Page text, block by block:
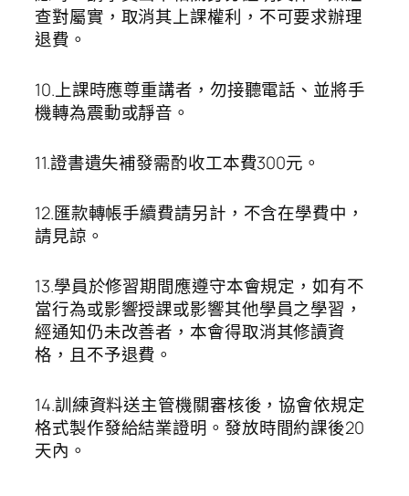
查對屬實，取消其上課權利，不可要求辦理
退費。
10.上課時應尊重講者，勿接聽電話、並將手
機轉為震動或靜音。
11.證書遺失補發需酌收工本費300元。
12.匯款轉帳手續費請另計，不含在學費中，
請見諒。
13.學員於修習期間應遵守本會規定，如有不
當行為或影響授課或影響其他學員之學習，
經通知仍未改善者，本會得取消其修讀資
格，且不予退費。
14.訓練資料送主管機關審核後，協會依規定
格式製作發給結業證明。發放時間約課後20
天內。